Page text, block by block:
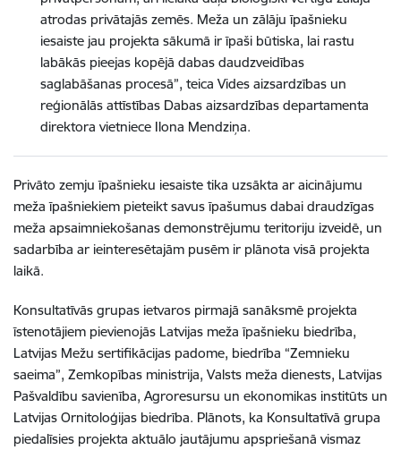
atrodas privātajās zemēs. Meža un zālāju īpašnieku
iesaiste jau projekta sākumā ir īpaši būtiska, lai rastu
labākās pieejas kopējā dabas daudzveidības
saglabāšanas procesā”, teica Vides aizsardzības un
reģionālās attīstības Dabas aizsardzības departamenta
direktora vietniece Ilona Mendziņa.
Privāto zemju īpašnieku iesaiste tika uzsākta ar aicinājumu
meža īpašniekiem pieteikt savus īpašumus dabai draudzīgas
meža apsaimniekošanas demonstrējumu teritoriju izveidē, un
sadarbība ar ieinteresētajām pusēm ir plānota visā projekta
laikā.
Konsultatīvās grupas ietvaros pirmajā sanāksmē projekta
īstenotājiem pievienojās Latvijas meža īpašnieku biedrība,
Latvijas Mežu sertifikācijas padome, biedrība “Zemnieku
saeima”, Zemkopības ministrija, Valsts meža dienests, Latvijas
Pašvaldību savienība, Agroresursu un ekonomikas institūts un
Latvijas Ornitoloģijas biedrība. Plānots, ka Konsultatīvā grupa
piedalīsies projekta aktuālo jautājumu apspriešanā vismaz